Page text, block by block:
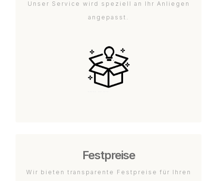
Unser Service wird speziell an Ihr Anliegen
angepasst.
Festpreise
Wir bieten transparente Festpreise für Ihren